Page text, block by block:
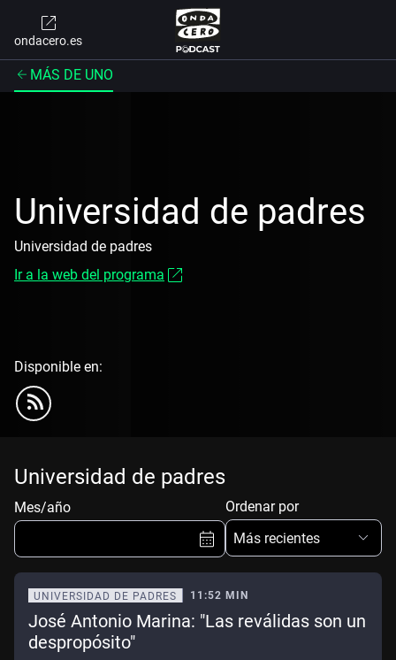
ondacero.es
MÁS DE UNO
Universidad de padres
Universidad de padres
Ir a la web del programa
Disponible en:
Universidad de padres
Mes/año
Feb Mar
Ordenar por
Más recientes
UNIVERSIDAD DE PADRES 11:52 MIN
José Antonio Marina: "Las reválidas son un
despropósito"